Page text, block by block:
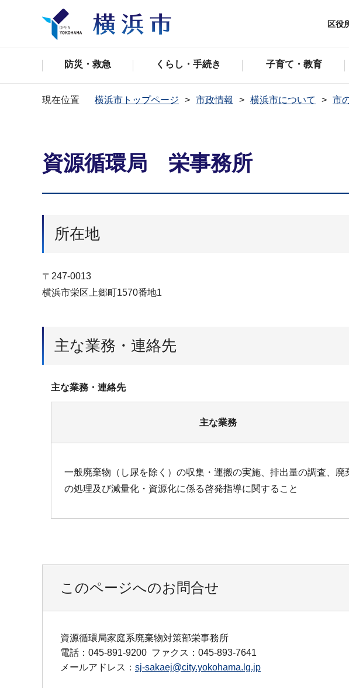
区役
防災・救急 くらし・手続き 子育て・教育
現在位置 横浜市トップページ 市政情報 横浜市について 市
資源循環局 栄事務所
所在地
〒247-0013
横浜市栄区上郷町1570番地1
主な業務・連絡先
主な業務・連絡先
主な業務
一般廃棄物（し尿を除く）の収集・運搬の実施、排出量の調査、廃
の処理及び減量化・資源化に係る啓発指導に関すること
このページへのお問合せ
資源循環局家庭系廃棄物対策部栄事務所
電話：045-891-9200 ファクス：045-893-7641
メールアドレス： sj-sakaej@city.yokohama.lg.jp